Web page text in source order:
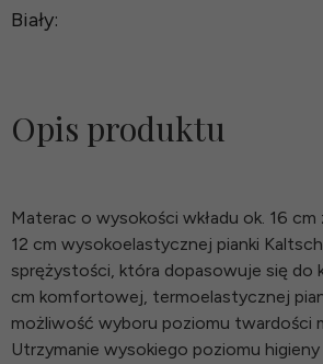
Biały:
Opis produktu
Materac o wysokości wkładu ok. 16
12 cm wysokoelastycznej pianki
sprężystości, która dopasowuje się do
cm komfortowej, termoelastycznej
możliwość wyboru poziomu twardości
Utrzymanie wysokiego poziomu